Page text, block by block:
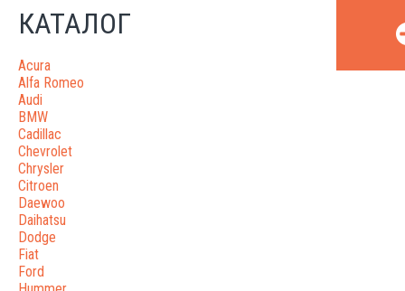
КАТАЛОГ
Acura
Alfa Romeo
Audi
BMW
Cadillac
Chevrolet
Chrysler
Citroen
Daewoo
Daihatsu
Dodge
Fiat
Ford